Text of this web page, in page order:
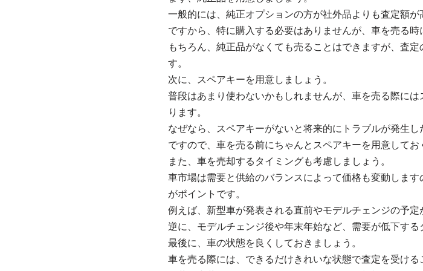
一般的には、純正オプションの方が社外品よりも査定額が
ですから、特に購入する必要はありませんが、車を売る時
もちろん、純正品がなくても売ることはできますが、査
す。
次に、スペアキーを用意しましょう。
普段はあまり使わないかもしれませんが、車を売る際に
ります。
なぜなら、スペアキーがないと将来的にトラブルが発生
ですので、車を売る前にちゃんとスペアキーを用意してお
また、車を売却するタイミングも考慮しましょう。
車市場は需要と供給のバランスによって価格も変動しま
がポイントです。
例えば、新型車が発表される直前やモデルチェンジの予
逆に、モデルチェンジ後や年末年始など、需要が低下す
最後に、車の状態を良くしておきましょう。
車を売る際には、できるだけきれいな状態で査定を受ける